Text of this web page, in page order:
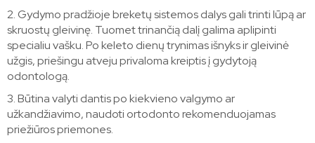
2. Gydymo pradžioje breketų sistemos dalys gali trinti lūpą ar
skruostų gleivinę. Tuomet trinančią dalį galima aplipinti
specialiu vašku. Po keleto dienų trynimas išnyks ir gleivinė
užgis, priešingu atveju privaloma kreiptis į gydytoją
odontologą.
3. Būtina valyti dantis po kiekvieno valgymo ar
užkandžiavimo, naudoti ortodonto rekomenduojamas
priežiūros priemones.